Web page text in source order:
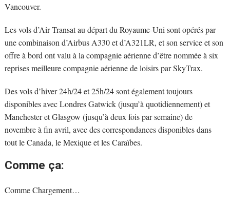
Vancouver.
Les vols d’Air Transat au départ du Royaume-Uni sont opérés par
une combinaison d’Airbus A330 et d’A321LR, et son service et son
offre à bord ont valu à la compagnie aérienne d’être nommée à six
reprises meilleure compagnie aérienne de loisirs par SkyTrax.
Des vols d’hiver 24h/24 et 25h/24 sont également toujours
disponibles avec Londres Gatwick (jusqu’à quotidiennement) et
Manchester et Glasgow (jusqu’à deux fois par semaine) de
novembre à fin avril, avec des correspondances disponibles dans
tout le Canada, le Mexique et les Caraïbes.
Comme ça:
CommeChargement…